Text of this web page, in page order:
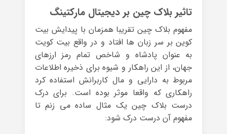
تاثیر بلاک چین بر دیجیتال مارکتینگ
مفهوم بلاک چین تقریبا همزمان با پیدایش بیت
کوین بر سر زبان ها افتاد و در واقع بیت کویت
به عنوان پادشاه و شاخص تمام رمز ارزهای
جهان، از این راهکار و شیوه برای ذخیره اطلاعات
مربوط به دارایی و مال کاربرانش استفاده کرد
راهکاری که واقعا موثر بوده است. برای درک
درست بلاک چین یک مثال ساده می زنم تا
مفهوم آن درست درک شود: